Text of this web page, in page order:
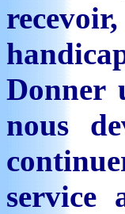
Donner
nous
service